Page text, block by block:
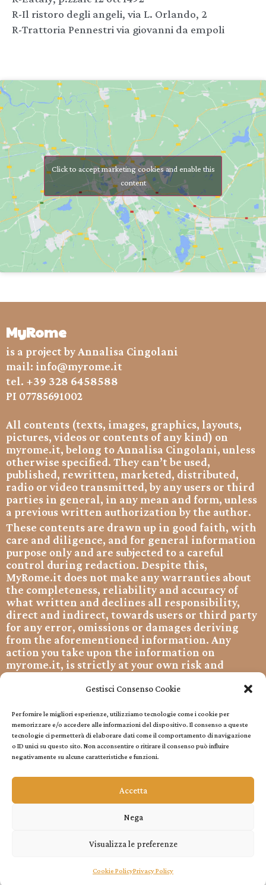
Gestisci Consenso Cookie
Per fornire le migliori esperienze, utilizziamo tecnologie come i cookie per
memorizzare e/o accedere alle informazioni del dispositivo. Il consenso a queste
tecnologie ci permetterà di elaborare dati come il comportamento di navigazione
o ID unici su questo sito. Non acconsentire o ritirare il consenso può influire
negativamente su alcune caratteristiche e funzioni.
Accetta
Nega
Visualizza le preferenze
Cookie PolicyPrivacy Policy
R-Il ristoro degli angeli, via L. Orlando, 2
R-Trattoria Pennestri via giovanni da empoli
Click to accept marketing cookies and enable this
content
MyRome
is a project by Annalisa Cingolani
mail: info@myrome.it
tel. +39 328 6458588
PI 07785691002
All contents (texts, images, graphics, layouts,
pictures, videos or contents of any kind) on
myrome.it, belong to Annalisa Cingolani, unless
otherwise specified. They can’t be used,
published, rewritten, marketed, distributed,
radio or video transmitted, by any users or third
parties in general, in any mean and form, unless
a previous written authorization by the author.
These contents are drawn up in good faith, with
care and diligence, and for general information
purpose only and are subjected to a careful
control during redaction. Despite this,
MyRome.it does not make any warranties about
the completeness, reliability and accuracy of
what written and declines all responsibility,
direct and indirect, towards users or third party
for any error, omissions or damages deriving
from the aforementioned information. Any
action you take upon the information on
myrome.it, is strictly at your own risk and
and/or damages related to them. By using our
and agree to its terms.
Copyright © 2022 All rights reserved.
Cookie Policy
Privacy Policy
copyright © Annalisa Cingolani 2022